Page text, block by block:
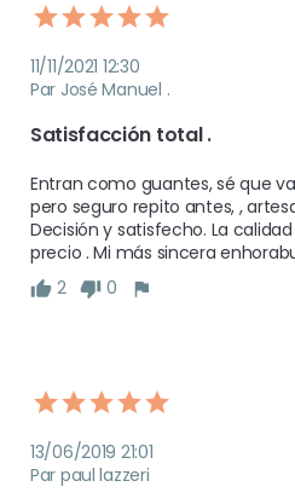
11/11/2021 12:30
Par José Manuel .
Satisfacción total .
Entran como guantes, sé que
pero seguro repito antes, ,
Decisión y satisfecho. La
precio . Mi más sincera
2
0
13/06/2019 21:01
Par paul lazzeri